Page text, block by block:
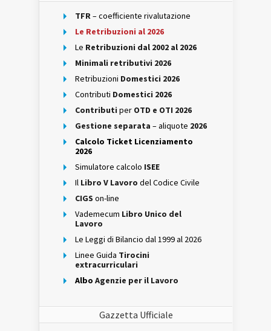
TFR– coefficiente rivalutazione
Le Retribuzioni al 2026
Le Retribuzioni dal 2002 al 2026
Minimali retributivi 2026
Retribuzioni Domestici 2026
Contributi Domestici 2026
Contributi per OTD e OTI 2026
Gestione separata – aliquote 2026
Calcolo Ticket Licenziamento
2026
Simulatore calcolo ISEE
Il Libro V Lavoro del Codice Civile
CIGS on-line
Vademecum Libro Unico del
Lavoro
Le Leggi di Bilancio dal 1999 al 2026
Linee Guida Tirocini
extracurriculari
Albo Agenzie per il Lavoro
Gazzetta Ufficiale